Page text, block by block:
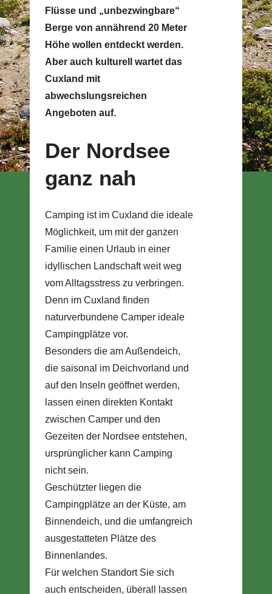
Flüsse und „unbezwingbare“
Berge von annährend 20 Meter
Höhe wollen entdeckt werden.
Aber auch kulturell wartet das
Cuxland mit
abwechslungsreichen
Angeboten auf.
Der Nordsee
ganz nah
Camping ist im Cuxland die ideale
Möglichkeit, um mit der ganzen
Familie einen Urlaub in einer
idyllischen Landschaft weit weg
vom Alltagsstress zu verbringen.
Denn im Cuxland finden
naturverbundene Camper ideale
Campingplätze vor.
Besonders die am Außendeich,
die saisonal im Deichvorland und
auf den Inseln geöffnet werden,
lassen einen direkten Kontakt
zwischen Camper und den
Gezeiten der Nordsee entstehen,
ursprünglicher kann Camping
nicht sein.
Geschützter liegen die
Campingplätze an der Küste, am
Binnendeich, und die umfangreich
ausgestatteten Plätze des
Binnenlandes.
Für welchen Standort Sie sich
auch entscheiden, überall lassen